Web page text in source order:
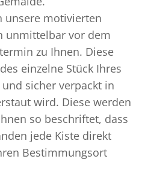
unsere motivierten
unmittelbar vor dem
zu Ihnen. Diese
einzelne Stück Ihres
sicher verpackt in
wird. Diese werden
so beschriftet, dass
jede Kiste direkt
Bestimmungsort